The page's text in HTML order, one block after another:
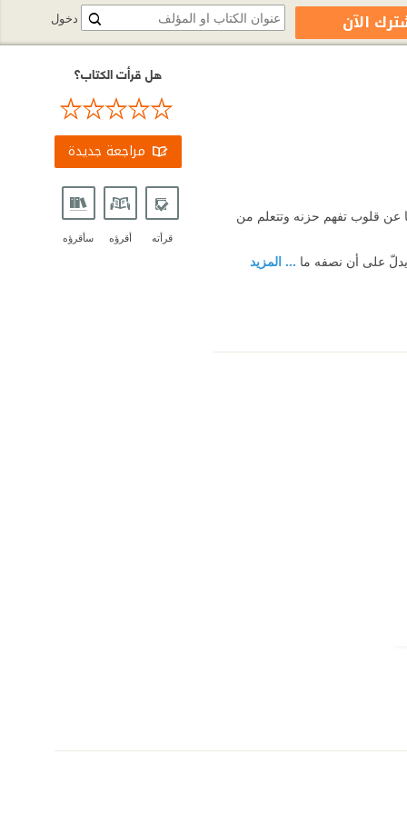
عن قلوب تفهم حزنه وتتعلم من
يدلّ على أن نصفه ما ... المزيد
هل قرأت الكتاب؟
مراجعة جديدة
قرأته أقرؤه سأقرؤه
دخول الآن